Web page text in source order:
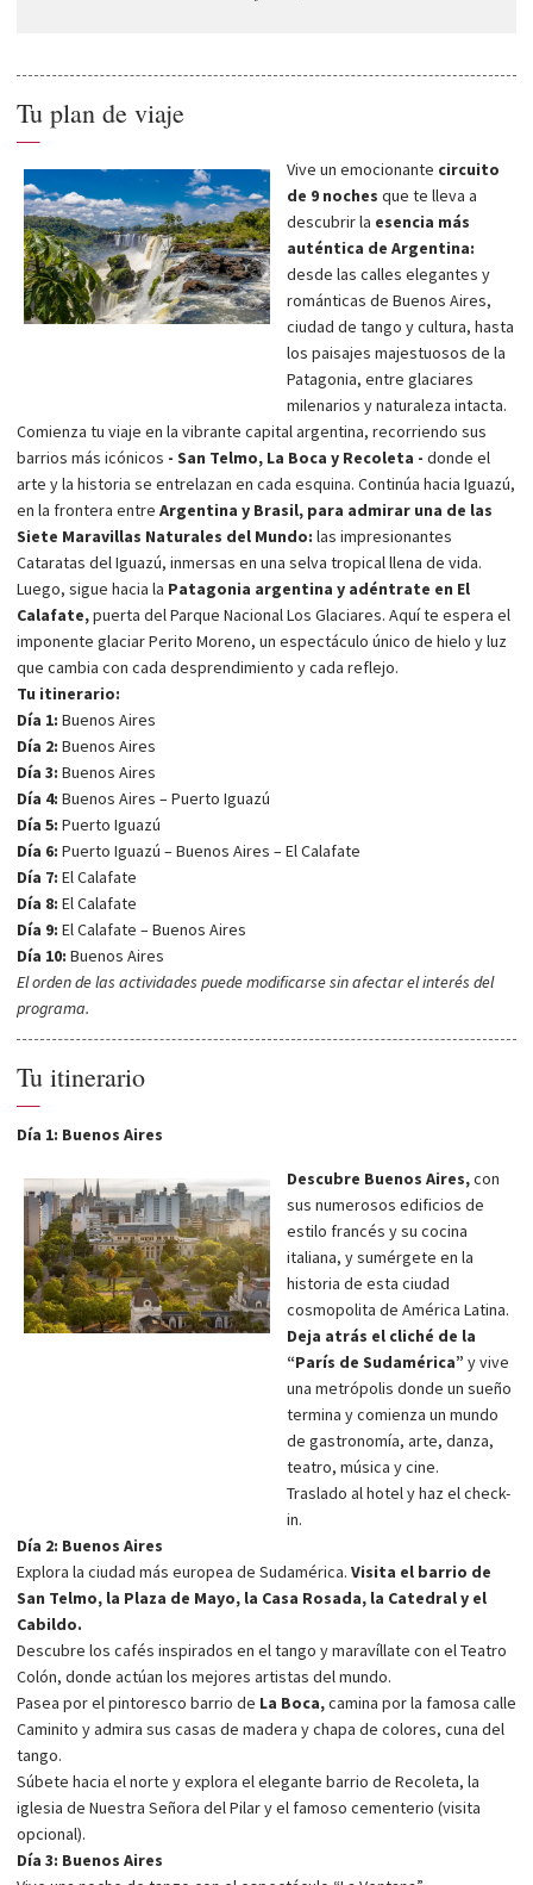
Tu plan de viaje
—
Vive un emocionante circuito
de 9 noches que te lleva a
descubrir la esencia más
auténtica de Argentina:
desde las calles elegantes y
románticas de Buenos Aires,
ciudad de tango y cultura, hasta
los paisajes majestuosos de la
Patagonia, entre glaciares
milenarios y naturaleza intacta.
Comienza tu viaje en la vibrante capital argentina, recorriendo sus
barrios más icónicos - San Telmo, La Boca y Recoleta - donde el
arte y la historia se entrelazan en cada esquina. Continúa hacia Iguazú,
en la frontera entre Argentina y Brasil, para admirar una de las
Siete Maravillas Naturales del Mundo: las impresionantes
Cataratas del Iguazú, inmersas en una selva tropical llena de vida.
Luego, sigue hacia la Patagonia argentina y adéntrate en El
Calafate,puerta del Parque Nacional Los Glaciares. Aquí te espera el
imponente glaciar Perito Moreno, un espectáculo único de hielo y luz
que cambia con cada desprendimiento y cada reflejo.
Tu itinerario:
Día 1: Buenos Aires
Día 2: Buenos Aires
Día 3: Buenos Aires
Día 4: Buenos Aires – Puerto Iguazú
Día 5: Puerto Iguazú
Día 6: Puerto Iguazú – Buenos Aires – El Calafate
Día 7: El Calafate
Día 8: El Calafate
Día 9: El Calafate – Buenos Aires
Día 10: Buenos Aires
El orden de las actividades puede modificarse sin afectar el interés del
programa.
Tu itinerario
—
Día 1: Buenos Aires
Descubre Buenos Aires,con
sus numerosos edificios de
estilo francés y su cocina
italiana, y sumérgete en la
historia de esta ciudad
cosmopolita de América Latina.
Deja atrás el cliché de la
“París de Sudamérica” y vive
una metrópolis donde un sueño
termina y comienza un mundo
de gastronomía, arte, danza,
teatro, música y cine.
Traslado al hotel y haz el check-
in.
Día 2: Buenos Aires
Explora la ciudad más europea de Sudamérica. Visita el barrio de
San Telmo, la Plaza de Mayo, la Casa Rosada, la Catedral y el
Cabildo.
Descubre los cafés inspirados en el tango y maravíllate con el Teatro
Colón, donde actúan los mejores artistas del mundo.
Pasea por el pintoresco barrio de La Boca,camina por la famosa calle
Caminito y admira sus casas de madera y chapa de colores, cuna del
tango.
Súbete hacia el norte y explora el elegante barrio de Recoleta, la
iglesia de Nuestra Señora del Pilar y el famoso cementerio (visita
opcional).
Día 3: Buenos Aires